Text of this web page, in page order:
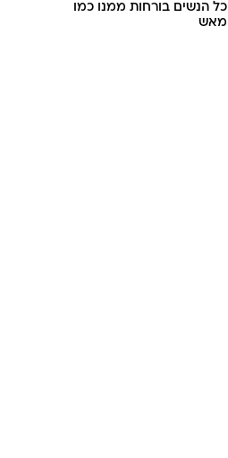
כל הנשים בורחות ממנו כמו
מאש